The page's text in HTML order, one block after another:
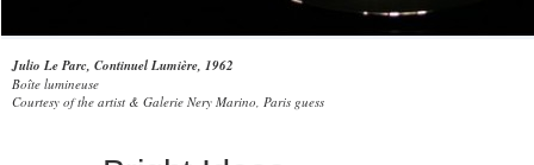
Julio Le Parc, Continuel Lumière, 1962
Boîte lumineuse
Courtesy of the artist & Galerie Nery Marino, Paris guess